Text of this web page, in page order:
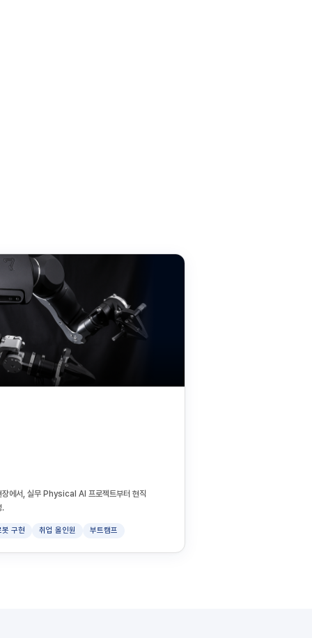
장에서, 실무 Physical AI 프로젝트부터 현직
.
봇 구현 취업 올인원 부트캠프